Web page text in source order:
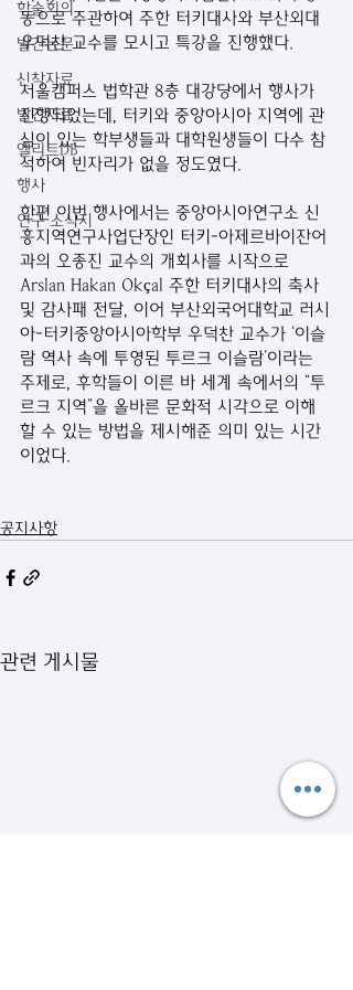
학술회의
발간논문
신착자료
발간자료
엘리트DB
행사
연구 소식지
동으로 주관하여 주한 터키대사와 부산외대
우덕찬 교수를 모시고 특강을 진행했다.
서울캠퍼스 법학관 8층 대강당에서 행사가
진행되었는데, 터키와 중앙아시아 지역에 관
심이 있는 학부생들과 대학원생들이 다수 참
석하여 빈자리가 없을 정도였다.
한편 이번 행사에서는 중앙아시아연구소 신
흥지역연구사업단장인 터키-아제르바이잔어
과의 오종진 교수의 개회사를 시작으로
Arslan Hakan Okçal 주한 터키대사의 축사
및 감사패 전달, 이어 부산외국어대학교 러시
아-터키중앙아시아학부 우덕찬 교수가 ‘이슬
람 역사 속에 투영된 투르크 이슬람’이라는
주제로, 후학들이 이른 바 세계 속에서의 “투
르크 지역”을 올바른 문화적 시각으로 이해
할 수 있는 방법을 제시해준 의미 있는 시간
이었다.
공지사항
관련 게시물